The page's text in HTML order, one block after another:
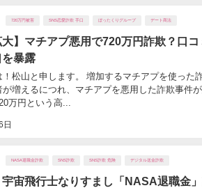
720万円被害 SNS恋愛詐欺 手口 ぼったくりグループ デート商法
大】マチアプ悪用で720万円詐欺？口
を暴露
日
！松山と申します。 増加するマチアプを使った
が増えるにつれ、マチアプを悪用した詐欺事件
万円という高...
NASA退職金詐欺 SNS詐欺 SNS詐欺 危険 デジタル送金詐欺
宇宙飛行士なりすまし「NASA退職金